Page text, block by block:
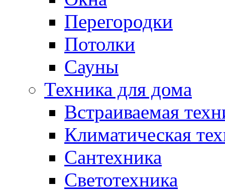
Перегородки
Потолки
Сауны
Техника для дома
Встраиваемая
Климатическая
Сантехника
Светотехника